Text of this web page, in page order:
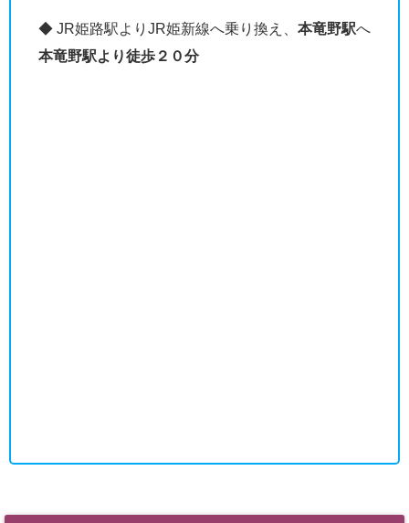
◆ JR姫路駅よりJR姫新線へ乗り換え、 本竜野駅へ
本竜野駅より徒歩２０分